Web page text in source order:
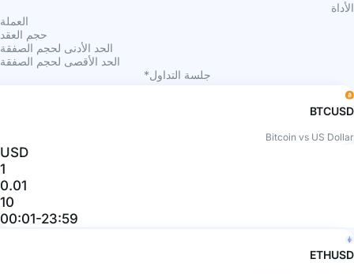
الأداة
العملة
حجم العقد
الحد الأدنى لحجم الصفقة
الحد الأقصى لحجم الصفقة
جلسة التداول*
BTCUSD
Bitcoin vs US Dollar
USD
1
0.01
10
00:01-23:59
ETHUSD